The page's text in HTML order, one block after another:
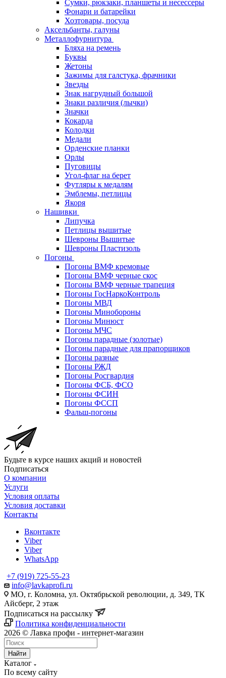
Сумки, рюкзаки, планшеты и несессеры
Фонари и батарейки
Хозтовары, посуда
Аксельбанты, галуны
Металлофурнитура
Бляха на ремень
Буквы
Жетоны
Зажимы для галстука, фрачники
Звезды
Знак нагрудный большой
Знаки различия (лычки)
Значки
Кокарда
Колодки
Медали
Орденские планки
Орлы
Пуговицы
Угол-флаг на берет
Футляры к медалям
Эмблемы, петлицы
Якоря
Нашивки
Липучка
Петлицы вышитые
Шевроны Вышитые
Шевроны Пластизоль
Погоны
Погоны ВМФ кремовые
Погоны ВМФ черные скос
Погоны ВМФ черные трапеция
Погоны ГосНаркоКонтроль
Погоны МВД
Погоны Минобороны
Погоны Минюст
Погоны МЧС
Погоны парадные (золотые)
Погоны парадные для прапорщиков
Погоны разные
Погоны РЖД
Погоны Росгвардия
Погоны ФСБ, ФСО
Погоны ФСИН
Погоны ФССП
Фальш-погоны
Будьте в курсе наших акций и новостей
Подписаться
О компании
Услуги
Условия оплаты
Условия доставки
Контакты
Вконтакте
Viber
Viber
WhatsApp
+7 (919) 725-55-23
info@lavkaprofi.ru
МО, г. Коломна, ул. Октябрьской революции, д. 349, ТК
Айсберг, 2 этаж
Подписаться на рассылку
Политика конфиденциальности
2026 © Лавка профи - интернет-магазин
Найти
Каталог
По всему сайту